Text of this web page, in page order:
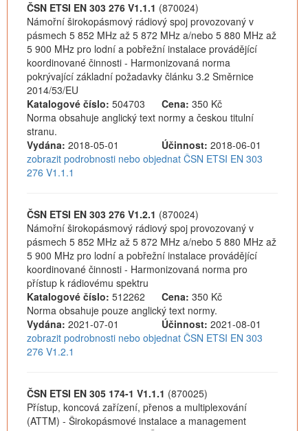
ČSN ETSI EN 303 276 V1.1.1 (870024)
Námořní širokopásmový rádiový spoj provozovaný v
pásmech 5 852 MHz až 5 872 MHz a/nebo 5 880 MHz až
5 900 MHz pro lodní a pobřežní instalace provádějící
koordinované činnosti - Harmonizovaná norma
pokrývající základní požadavky článku 3.2 Směrnice
2014/53/EU
Katalogové číslo: 504703 Cena: 350 Kč
Norma obsahuje anglický text normy a českou titulní
stranu.
Vydána: 2018-05-01 Účinnost: 2018-06-01
zobrazit podrobnosti nebo objednat ČSN ETSI EN 303
276 V1.1.1
ČSN ETSI EN 303 276 V1.2.1 (870024)
Námořní širokopásmový rádiový spoj provozovaný v
pásmech 5 852 MHz až 5 872 MHz a/nebo 5 880 MHz až
5 900 MHz pro lodní a pobřežní instalace provádějící
koordinované činnosti - Harmonizovaná norma pro
přístup k rádiovému spektru
Katalogové číslo: 512262 Cena: 350 Kč
Norma obsahuje pouze anglický text normy.
Vydána: 2021-07-01 Účinnost: 2021-08-01
zobrazit podrobnosti nebo objednat ČSN ETSI EN 303
276 V1.2.1
ČSN ETSI EN 305 174-1 V1.1.1 (870025)
Přístup, koncová zařízení, přenos a multiplexování
(ATTM) - Širokopásmové instalace a management